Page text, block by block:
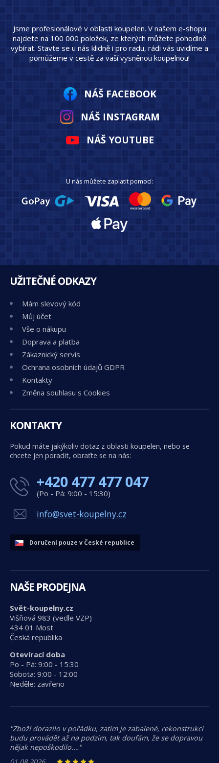
Jsme profesionálové v oblasti koupelen. V našem e-shopu
najdete na 100 000 položek, ze kterých můžete pohodlně
vybírat. Stavte se u nás klidně i pro radu, rádi vás uvidíme a
pomůžeme v cestě za vaší vysněnou koupelnou!
NÁŠ FACEBOOK
NÁŠ INSTAGRAM
NÁŠ YOUTUBE
U nás můžete zaplatit pomocí:
UŽITEČNÉ ODKAZY
Mám slevový kód
Můj účet
Vše o nákupu
Doprava a platba
Zákaznický servis
Ochrana osobních údajů GDPR
Kontakty
Změna souhlasu s Cookies
KONTAKTY
Pokud máte jakýkoliv dotaz z oblasti koupelen, nebo se
chcete jen poradit, obraťte se na nás:
+420 477 477 047
(Po - Pá: 9:00 - 15:30)
info@svet-koupelny.cz
Doručení pouze v České republice
NAŠE PRODEJNA
Svět-koupelny.cz
Višňová 983 (vedle VZP)
434 01 Most
Česká republika
Otevírací doba
Po - Pá: 9:00 - 15:30
Sobota: 9:00 - 12:00
Neděle: zavřeno
"Zboží dorazilo v pořádku, zatím je zabalené, rekonstrukci
budu provádět až na podzim, tak doufám, že se dopravou
nějak nepoškodilo.…"